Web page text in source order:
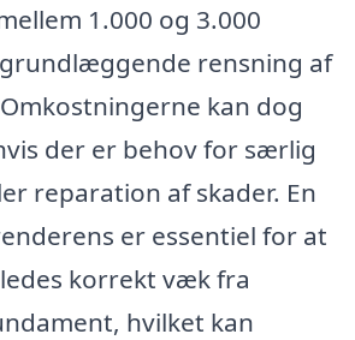
1.000 og 3.000
rensning af
kan dog
der er behov for særlig
reparation af skader. En
er essentiel for at
korrekt væk fra
hvilket kan